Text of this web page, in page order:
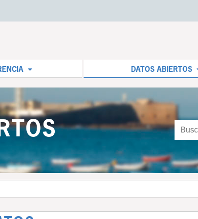
DATOS ABIERTOS